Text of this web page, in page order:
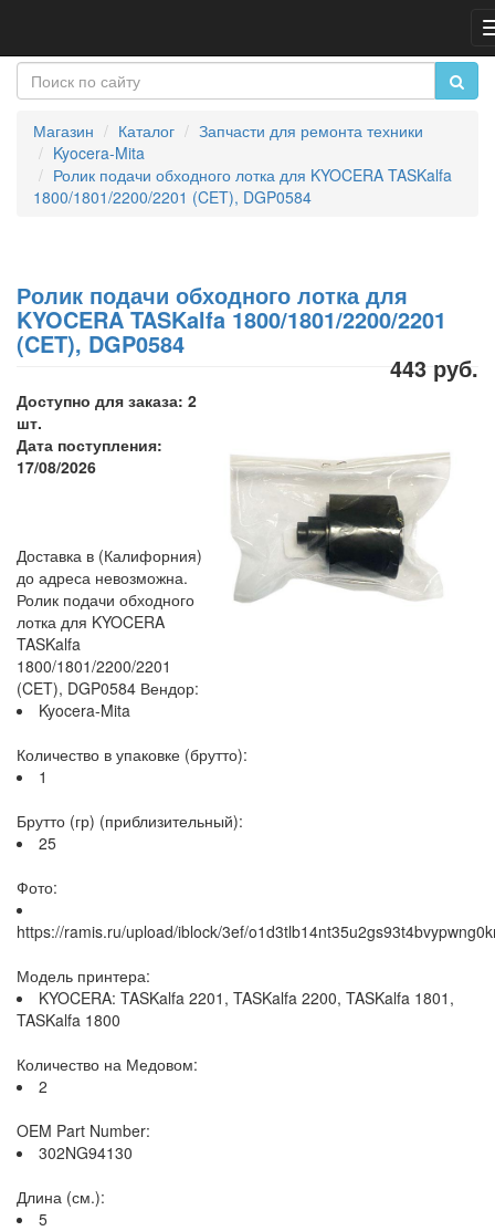
Магазин Каталог
Запчасти для ремонта техники
Kyocera-Mita
Ролик подачи обходного лотка для KYOCERA TASKalfa
1800/1801/2200/2201 (CET), DGP0584
Ролик подачи обходного лотка для
KYOCERA TASKalfa 1800/1801/2200/2201
(CET), DGP0584
443 руб.
Доступно для заказа: 2
шт.
Дата поступления:
17/08/2026
Доставка в (Калифорния)
до адреса невозможна.
Ролик подачи обходного
лотка для KYOCERA
TASKalfa
1800/1801/2200/2201
(CET), DGP0584 Вендор:
Kyocera-Mita
Количество в упаковке (брутто):
1
Брутто (гр) (приблизительный):
25
Фото:
https://ramis.ru/upload/iblock/3ef/
Модель принтера:
KYOCERA: TASKalfa 2201, TASKalfa 2200, TASKalfa 1801,
TASKalfa 1800
Количество на Медовом:
2
OEM Part Number:
302NG94130
Длина (см.):
5